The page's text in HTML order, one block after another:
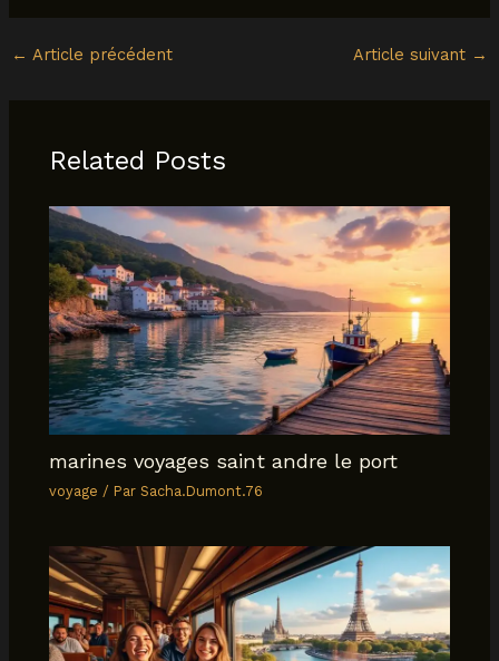
← Article précédent Article suivant →
Related Posts
marines voyages saint andre le port
voyage / ParSacha.Dumont.76